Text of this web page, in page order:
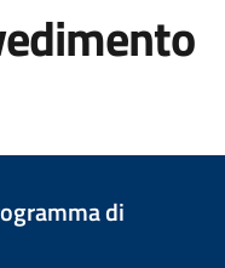
di